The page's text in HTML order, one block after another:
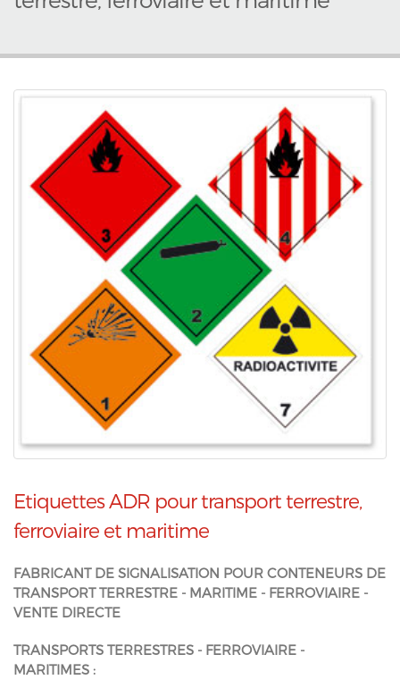
Etiquettes ADR pour transport terrestre,
ferroviaire et maritime
FABRICANT DE SIGNALISATION POUR CONTENEURS DE
TRANSPORT TERRESTRE - MARITIME - FERROVIAIRE -
VENTE DIRECTE
TRANSPORTS TERRESTRES - FERROVIAIRE -
MARITIMES :